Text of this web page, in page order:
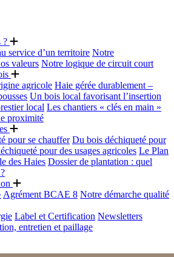
?
service d’un territoire Notre
valeurs Notre logique de circuit court
agricole Haie gérée durablement –
Un bois local favorisant l’insertion
local Les chantiers « clés en main »
proximité
pour se chauffer Du bois déchiqueté pour
pour des usages agricoles Le Plan
des Haies Dossier de plantation : quel
Agrément BCAE 8 Notre démarche qualité
Label et Certification Newsletters
entretien et paillage